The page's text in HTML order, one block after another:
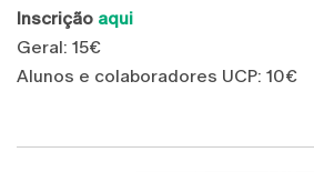
Inscrição aqui
Geral: 15€
Alunos e colaboradores UCP: 10€